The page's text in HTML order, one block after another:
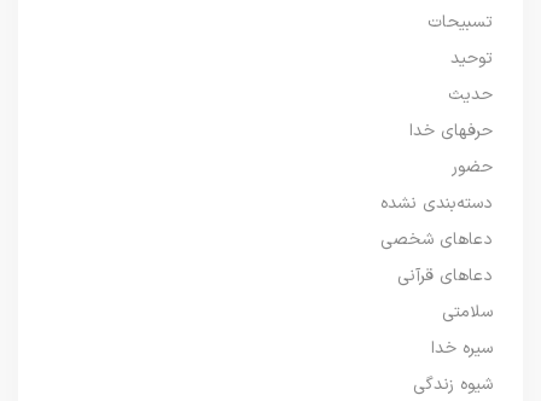
تسبیحات
توحید
حدیث
حرفهای خدا
حضور
دسته‌بندی نشده
دعاهای شخصی
دعاهای قرآنی
سلامتی
سیره خدا
شیوه زندگی